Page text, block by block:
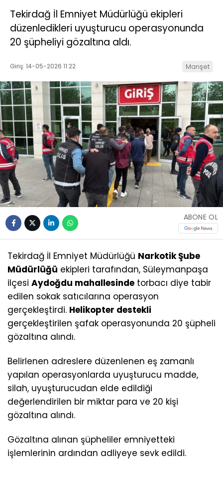
Tekirdağ İl Emniyet Müdürlüğü ekipleri
düzenledikleri uyuşturucu operasyonunda
20 şüpheliyi gözaltına aldı.
Giriş: 14-05-2026 11:22 Manşet
ABONE OL
Tekirdağ İl Emniyet Müdürlüğü Narkotik Şube
Müdürlüğü ekipleri tarafından, Süleymanpaşa
ilçesi Aydoğdu mahallesinde torbacı diye tabir
edilen sokak satıcılarına operasyon
gerçekleştirdi. Helikopter destekli
gerçekleştirilen şafak operasyonunda 20 şüpheli
gözaltına alındı.
Belirlenen adreslere düzenlenen eş zamanlı
yapılan operasyonlarda uyuşturucu madde,
silah, uyuşturucudan elde edildiği
değerlendirilen bir miktar para ve 20 kişi
gözaltına alındı.
Gözaltına alınan şüpheliler emniyetteki
işlemlerinin ardından adliyeye sevk edildi.